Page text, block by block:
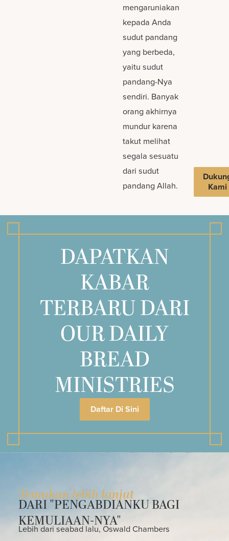
mengaruniakan
kepada Anda
sudut pandang
yang berbeda,
yaitu sudut
pandang-Nya
sendiri. Banyak
orang akhirnya
mundur karena
takut melihat
segala sesuatu
dari sudut
pandang Allah.
Kami
DAPATKAN
KABAR
TERBARU DARI
OUR DAILY
BREAD
MINISTRIES
Daftar Di Sini
Temukan lebih lanjut
DARI "PENGABDIANKU BAGI
KEMULIAAN-NYA"
Lebih dari seabad lalu, Oswald Chambers